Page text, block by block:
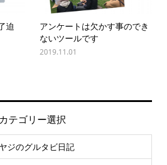
迫
アンケートは欠かす事のでき
ないツールです
2019.11.01
カテゴリー選択
ジのグルタビ日記